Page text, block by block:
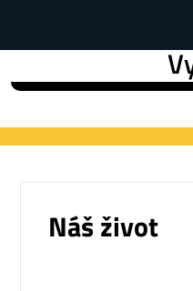
to
(Press
Náš život